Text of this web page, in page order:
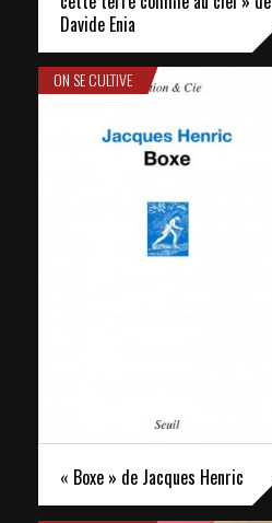
Davide Enia
ON SE CULTIVE
« Boxe » de Jacques Henric